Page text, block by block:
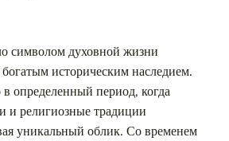
символом духовной жизни
историческим наследием.
определенный период, когда
и религиозные традиции
уникальный облик. Со временем